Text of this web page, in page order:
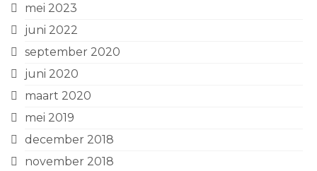
mei 2023
juni 2022
september 2020
juni 2020
maart 2020
mei 2019
december 2018
november 2018